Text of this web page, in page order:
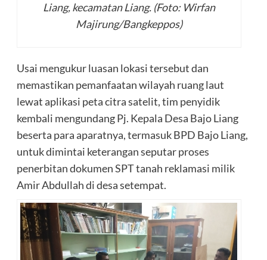
Liang, kecamatan Liang. (Foto: Wirfan
Majirung/Bangkeppos)
Usai mengukur luasan lokasi tersebut dan
memastikan pemanfaatan wilayah ruang laut
lewat aplikasi peta citra satelit, tim penyidik
kembali mengundang Pj. Kepala Desa Bajo Liang
beserta para aparatnya, termasuk BPD Bajo Liang,
untuk dimintai keterangan seputar proses
penerbitan dokumen SPT tanah reklamasi milik
Amir Abdullah di desa setempat.